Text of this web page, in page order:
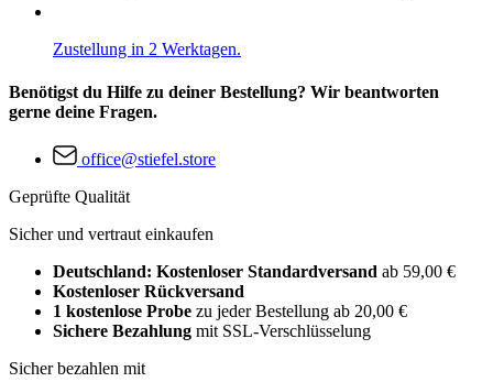
Zustellung in 2 Werktagen.
Benötigst du Hilfe zu deiner Bestellung? Wir beantworten
gerne deine Fragen.
office@stiefel.store
Geprüfte Qualität
Sicher und vertraut einkaufen
Deutschland: Kostenloser Standardversand ab 59,00 €
Kostenloser Rückversand
1 kostenlose Probe zu jeder Bestellung ab 20,00 €
Sichere Bezahlung mit SSL-Verschlüsselung
Sicher bezahlen mit